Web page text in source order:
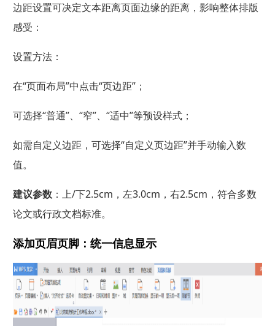
边距设置可决定文本距离页面边缘的距离，影响整体排版
感受：
设置方法：
在“页面布局”中点击“页边距”；
可选择“普通”、“窄”、“适中”等预设样式；
如需自定义边距，可选择“自定义页边距”并手动输入数
值。
建议参数：上/下2.5cm，左3.0cm，右2.5cm，符合多数
论文或行政文档标准。
添加页眉页脚：统一信息显示